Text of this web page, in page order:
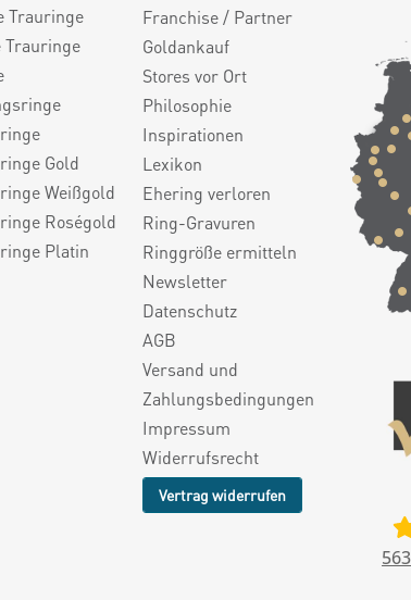
Trauringe
Trauringe
Gold
Weißgold
Roségold
Platin
Franchise / Partner
Goldankauf
Stores vor Ort
Philosophie
Inspirationen
Lexikon
Ehering verloren
Ring-Gravuren
Ringgröße ermitteln
Newsletter
Datenschutz
AGB
Versand und
Zahlungsbedingungen
Impressum
Widerrufsrecht
Vertrag widerrufen